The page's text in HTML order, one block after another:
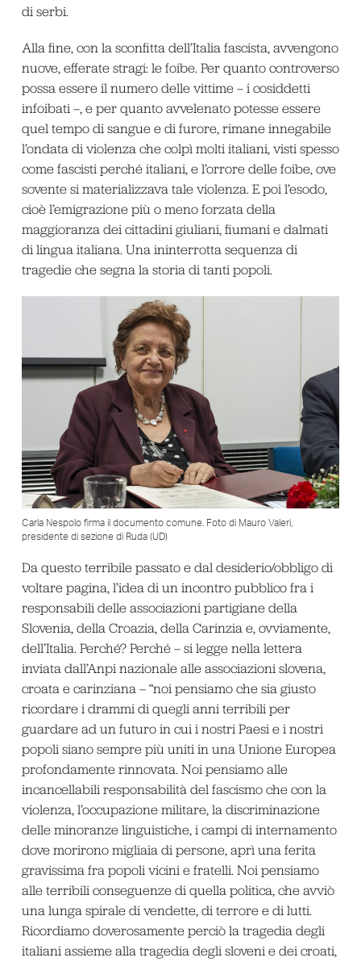
di serbi.
Alla fine, con la sconfitta dell’Italia fascista, avvengono
nuove, efferate stragi: le foibe. Per quanto controverso
possa essere il numero delle vittime – i cosiddetti
infoibati –, e per quanto avvelenato potesse essere
quel tempo di sangue e di furore, rimane innegabile
l’ondata di violenza che colpì molti italiani, visti spesso
come fascisti perché italiani, e l’orrore delle foibe, ove
sovente si materializzava tale violenza. E poi l’esodo,
cioè l’emigrazione più o meno forzata della
maggioranza dei cittadini giuliani, fiumani e dalmati
di lingua italiana. Una ininterrotta sequenza di
tragedie che segna la storia di tanti popoli.
Carla Nespolo firma il documento comune. Foto di Mauro Valeri,
presidente di sezione di Ruda (UD)
Da questo terribile passato e dal desiderio/obbligo di
voltare pagina, l’idea di un incontro pubblico fra i
responsabili delle associazioni partigiane della
Slovenia, della Croazia, della Carinzia e, ovviamente,
dell’Italia. Perché? Perché – si legge nella lettera
inviata dall’Anpi nazionale alle associazioni slovena,
croata e carinziana – “noi pensiamo che sia giusto
ricordare i drammi di quegli anni terribili per
guardare ad un futuro in cui i nostri Paesi e i nostri
popoli siano sempre più uniti in una Unione Europea
profondamente rinnovata. Noi pensiamo alle
incancellabili responsabilità del fascismo che con la
violenza, l’occupazione militare, la discriminazione
delle minoranze linguistiche, i campi di internamento
dove morirono migliaia di persone, aprì una ferita
gravissima fra popoli vicini e fratelli. Noi pensiamo
alle terribili conseguenze di quella politica, che avviò
una lunga spirale di vendette, di terrore e di lutti.
Ricordiamo doverosamente perciò la tragedia degli
italiani assieme alla tragedia degli sloveni e dei croati,